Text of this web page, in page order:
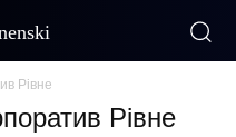
Рівне
Рівне